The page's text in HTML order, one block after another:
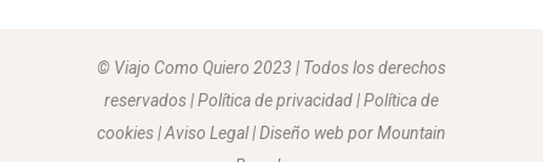
© Viajo Como Quiero 2023 | Todos los derechos
reservados | Política de privacidad | Política de
cookies | Aviso Legal |Diseño web por Mountain